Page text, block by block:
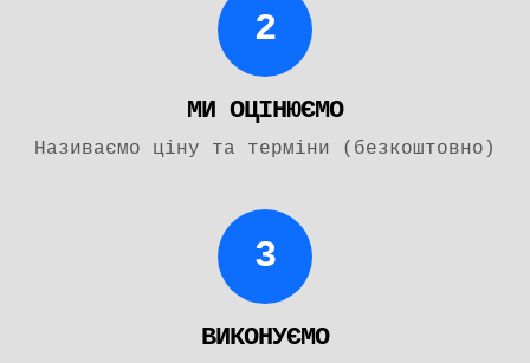
2
МИ ОЦІНЮЄМО
Називаємо ціну та терміни (безкоштовно)
3
ВИКОНУЄМО